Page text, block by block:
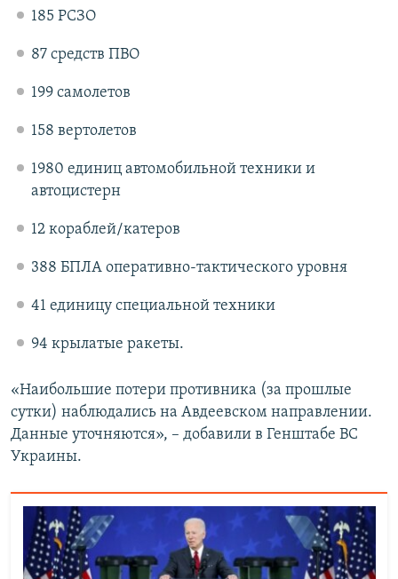
185 РСЗО
87 средств ПВО
199 самолетов
158 вертолетов
1980 единиц автомобильной техники и
автоцистерн
12 кораблей/катеров
388 БПЛА оперативно-тактического уровня
41 единицу специальной техники
94 крылатые ракеты.
«Наибольшие потери противника (за прошлые
сутки) наблюдались на Авдеевском направлении.
Данные уточняются», – добавили в Генштабе ВС
Украины.